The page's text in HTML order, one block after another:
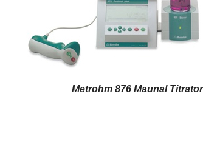
Metrohm 876 Maunal